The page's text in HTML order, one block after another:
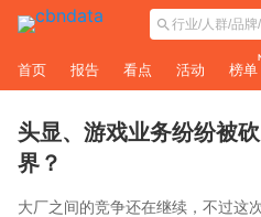
首页 报告 看点 活动 榜单
头显、游戏业务纷纷被
界？
大厂之间的竞争还在继续，不过这